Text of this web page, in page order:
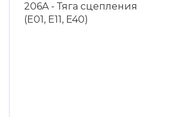
206A - Тяга сцепления
(E01, E11, E40)